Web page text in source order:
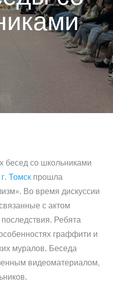
бесед со школьниками
Томск прошла
Во время дискуссии
с актом
Ребята
граффити и
муралов. Беседа
видеоматериалом,